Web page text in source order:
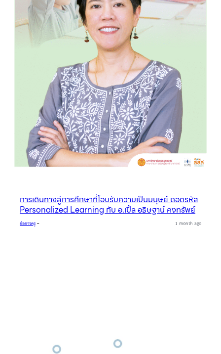
การเดินทางสู่การศึกษาที่โอบรับความเป็นมนุษย์ ถอดรหัส
Personalized Learning กับ อ.เปิ้ล อธิษฐาน์ คงทรัพย์
ก่อการครู– 1 month ago